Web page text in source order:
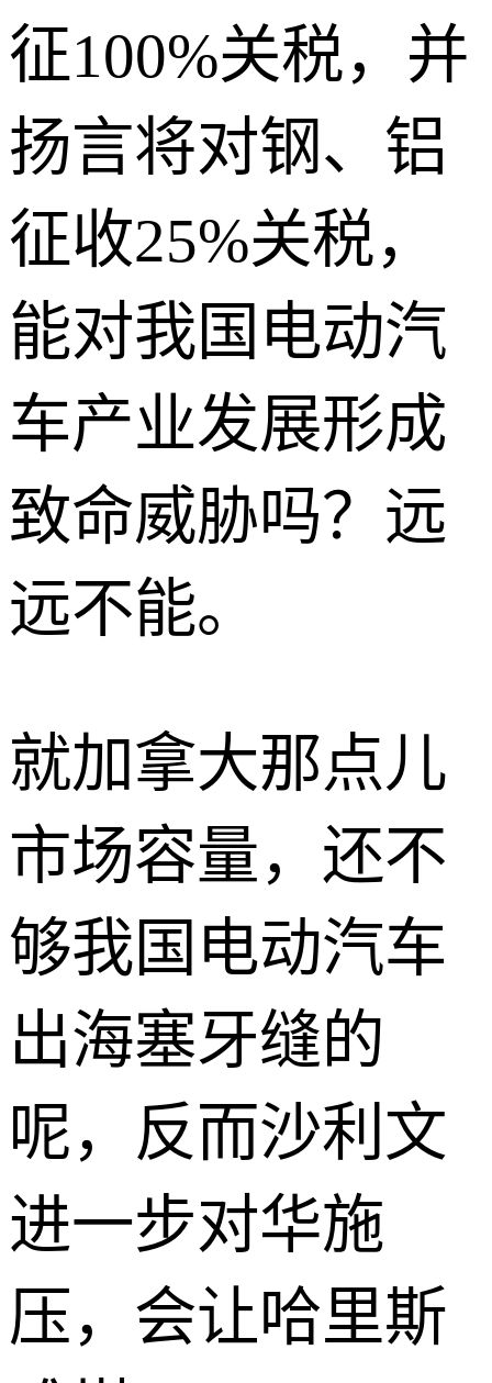
征100%关税，并
扬言将对钢、铝
征收25%关税，
能对我国电动汽
车产业发展形成
致命威胁吗？远
远不能。
就加拿大那点儿
市场容量，还不
够我国电动汽车
出海塞牙缝的
呢，反而沙利文
进一步对华施
压，会让哈里斯